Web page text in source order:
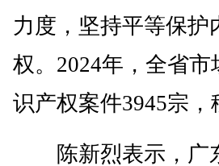
力度，坚持平等保护
权。2024年，全省
识产权案件3945宗
陈新烈表示，广